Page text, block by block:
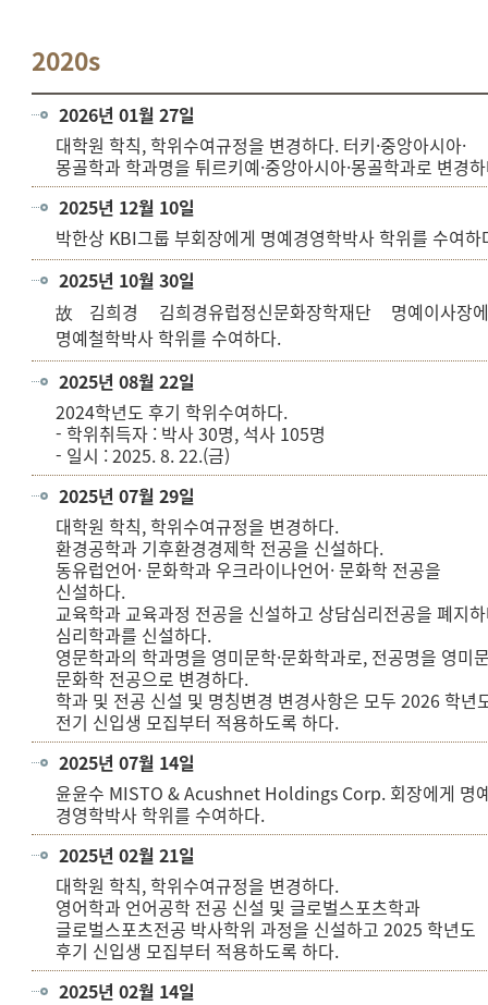
2020s
2026년 01월 27일
대학원 학칙, 학위수여규정을 변경하다. 터키·중앙아시아·
몽골학과 학과명을 튀르키예·중앙아시아·몽골학과로 변경
2025년 12월 10일
박한상 KBI그룹 부회장에게 명예경영학박사 학위를 수여하
2025년 10월 30일
故 김희경 김희경유럽정신문화장학재단 명예이사장
명예철학박사 학위를 수여하다.
2025년 08월 22일
2024학년도 후기 학위수여하다.
- 학위취득자 : 박사 30명, 석사 105명
- 일시 : 2025. 8. 22.(금)
2025년 07월 29일
대학원 학칙, 학위수여규정을 변경하다.
환경공학과 기후환경경제학 전공을 신설하다.
동유럽언어· 문화학과 우크라이나언어· 문화학 전공을
신설하다.
교육학과 교육과정 전공을 신설하고 상담심리전공을 폐지
심리학과를 신설하다.
영문학과의 학과명을 영미문학·문화학과로, 전공명을 영미
문화학 전공으로 변경하다.
학과 및 전공 신설 및 명칭변경 변경사항은 모두 2026 학년
전기 신입생 모집부터 적용하도록 하다.
2025년 07월 14일
윤윤수 MISTO & Acushnet Holdings Corp. 회장에게 명
경영학박사 학위를 수여하다.
2025년 02월 21일
대학원 학칙, 학위수여규정을 변경하다.
영어학과 언어공학 전공 신설 및 글로벌스포츠학과
글로벌스포츠전공 박사학위 과정을 신설하고 2025 학년도
후기 신입생 모집부터 적용하도록 하다.
2025년 02월 14일